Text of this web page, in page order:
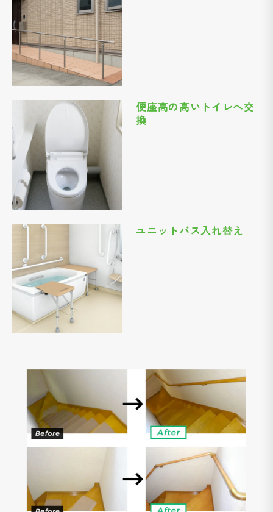
便座高の高いトイレへ交
換
ユニットバス入れ替え